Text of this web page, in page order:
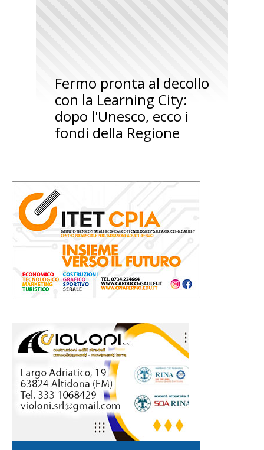
Fermo pronta al decollo
con la Learning City:
dopo l'Unesco, ecco i
fondi della Regione